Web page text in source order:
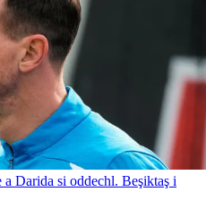
Darida si oddechl. Beşiktaş i